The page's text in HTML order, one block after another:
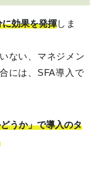
効果を発揮しま
ない、マネジメン
には、SFA導入で
うか」で導入のタ